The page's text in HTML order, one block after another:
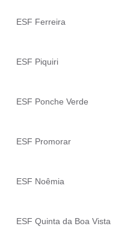
ESF Ferreira
ESF Piquiri
ESF Ponche Verde
ESF Promorar
ESF Noêmia
ESF Quinta da Boa Vista